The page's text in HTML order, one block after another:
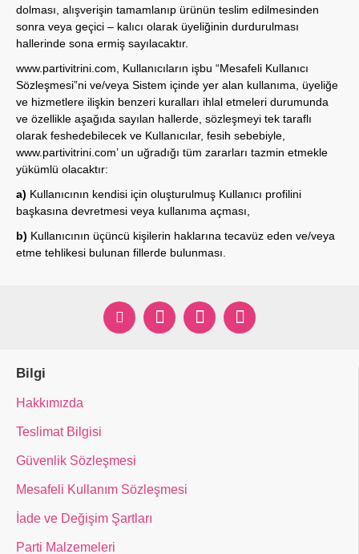
dolması, alışverişin tamamlanıp ürünün teslim edilmesinden
sonra veya geçici – kalıcı olarak üyeliğinin durdurulması
hallerinde sona ermiş sayılacaktır.
www.partivitrini.com , Kullanıcıların işbu “Mesafeli Kullanıcı
Sözleşmesi”ni ve/veya Sistem içinde yer alan kullanıma, üyeliğe
ve hizmetlere ilişkin benzeri kuralları ihlal etmeleri durumunda
ve özellikle aşağıda sayılan hallerde, sözleşmeyi tek taraflı
olarak feshedebilecek ve Kullanıcılar, fesih sebebiyle,
www.partivitrini.com’ un uğradığı tüm zararları tazmin etmekle
yükümlü olacaktır:
a) Kullanıcının kendisi için oluşturulmuş Kullanıcı profilini
başkasına devretmesi veya kullanıma açması,
b) Kullanıcının üçüncü kişilerin haklarına tecavüz eden ve/veya
etme tehlikesi bulunan fillerde bulunması.
Bilgi
Hakkımızda
Teslimat Bilgisi
Güvenlik Sözleşmesi
Mesafeli Kullanım Sözleşmesi
İade ve Değişim Şartları
Parti Malzemeleri